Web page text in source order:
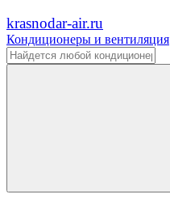
krasnodar-air.ru
Кондиционеры и вентиляция